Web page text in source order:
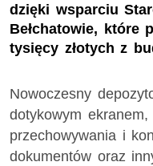
dzięki wsparciu
Bełchatowie, które
tysięcy złotych z
Nowoczesny
dotykowym
przechowywania i
dokumentów oraz